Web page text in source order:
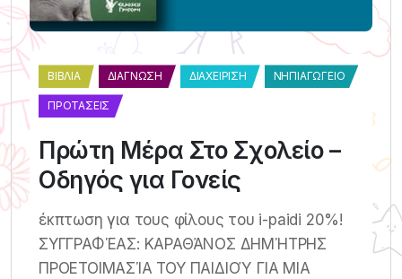
ΒΙΒΛΊΑ ΔΙΆΓΝΩΣΗ ΔΙΑΧΕΊΡΙΣΗ ΝΗΠΙΑΓΩΓΕΊΟ
ΠΡΟΤΆΣΕΙΣ
Πρώτη Μέρα Στο Σχολείο –
Οδηγός για Γονείς
έκπτωση για τους φίλους του i-paidi 20%!
ΣΥΓΓΡΑΦΈΑΣ: ΚΑΡΑΘΆΝΟΣ ΔΗΜΉΤΡΗΣ
ΠΡΟΕΤΟΙΜΑΣΊΑ ΤΟΥ ΠΑΙΔΙΟΎ ΓΙΑ ΜΙΑ